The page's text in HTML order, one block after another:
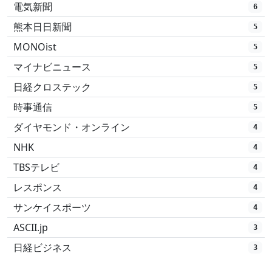
電気新聞 6
熊本日日新聞 5
MONOist 5
マイナビニュース 5
日経クロステック 5
時事通信 5
ダイヤモンド・オンライン 4
NHK 4
TBSテレビ 4
レスポンス 4
サンケイスポーツ 4
ASCII.jp 3
日経ビジネス 3